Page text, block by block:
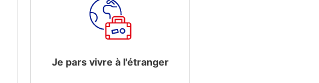
Je pars vivre à l'étranger